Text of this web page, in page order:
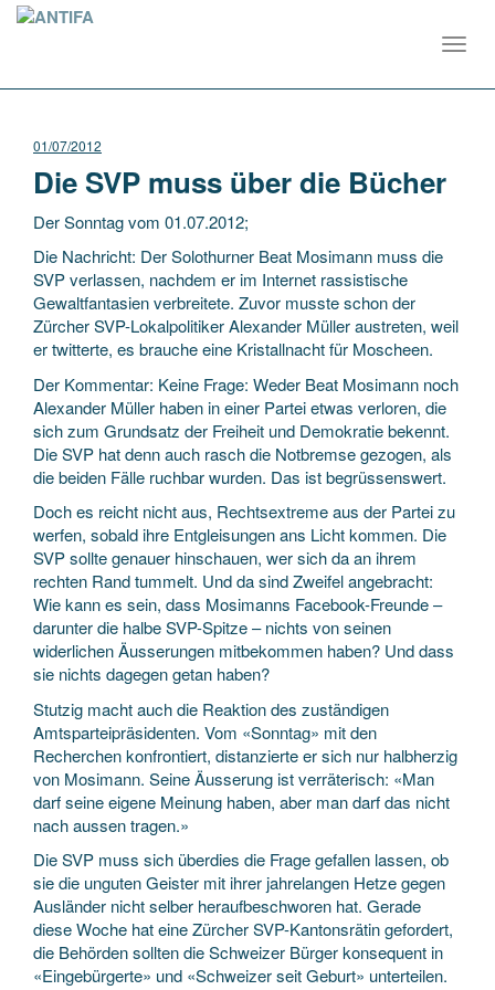
01/07/2012
Die SVP muss über die Bücher
Der Sonntag vom 01.07.2012;
Die Nachricht: Der Solothurner Beat Mosimann muss die
SVP verlassen, nachdem er im Internet rassistische
Gewaltfantasien verbreitete. Zuvor musste schon der
Zürcher SVP-Lokalpolitiker Alexander Müller austreten, weil
er twitterte, es brauche eine Kristallnacht für Moscheen.
Der Kommentar: Keine Frage: Weder Beat Mosimann noch
Alexander Müller haben in einer Partei etwas verloren, die
sich zum Grundsatz der Freiheit und Demokratie bekennt.
Die SVP hat denn auch rasch die Notbremse gezogen, als
die beiden Fälle ruchbar wurden. Das ist begrüssenswert.
Doch es reicht nicht aus, Rechtsextreme aus der Partei zu
werfen, sobald ihre Entgleisungen ans Licht kommen. Die
SVP sollte genauer hinschauen, wer sich da an ihrem
rechten Rand tummelt. Und da sind Zweifel angebracht:
Wie kann es sein, dass Mosimanns Facebook-Freunde –
darunter die halbe SVP-Spitze – nichts von seinen
widerlichen Äusserungen mitbekommen haben? Und dass
sie nichts dagegen getan haben?
Stutzig macht auch die Reaktion des zuständigen
Amtsparteipräsidenten. Vom «Sonntag» mit den
Recherchen konfrontiert, distanzierte er sich nur halbherzig
von Mosimann. Seine Äusserung ist verräterisch: «Man
darf seine eigene Meinung haben, aber man darf das nicht
nach aussen tragen.»
Die SVP muss sich überdies die Frage gefallen lassen, ob
sie die unguten Geister mit ihrer jahrelangen Hetze gegen
Ausländer nicht selber heraufbeschworen hat. Gerade
diese Woche hat eine Zürcher SVP-Kantonsrätin gefordert,
die Behörden sollten die Schweizer Bürger konsequent in
«Eingebürgerte» und «Schweizer seit Geburt» unterteilen.